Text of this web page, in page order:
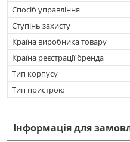
Спосіб управління
Ступінь захисту
Країна виробника товару
Країна реєстрації бренда
Тип корпусу
Тип пристрою
Інформація для